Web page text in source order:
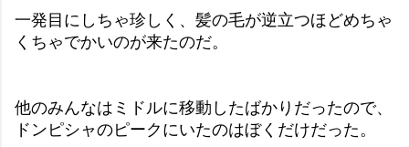
一発目にしちゃ珍しく、髪の毛が逆立つほどめちゃ
くちゃでかいのが来たのだ。
他のみんなはミドルに移動したばかりだったので、
ドンピシャのピークにいたのはぼくだけだった。